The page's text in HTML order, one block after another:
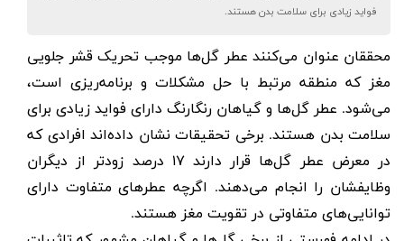
فواید زیادی برای سلامت بدن هستند.
محققان عنوان می‌کنند عطر گل‌ها موجب تحریک قشر جلویی
مغز که منطقه مرتبط با حل مشکلات و برنامه‌ریزی است،
می‌شود. عطر گل‌ها و گیاهان رنگارنگ دارای فواید زیادی برای
سلامت بدن هستند. برخی تحقیقات نشان داده‌اند افرادی که
در معرض عطر گل‌ها قرار دارند ۱۷ درصد زودتر از دیگران
وظایفشان را انجام می‌دهند. اگرچه عطرهای متفاوت دارای
توانایی‌های متفاوتی در تقویت مغز هستند.